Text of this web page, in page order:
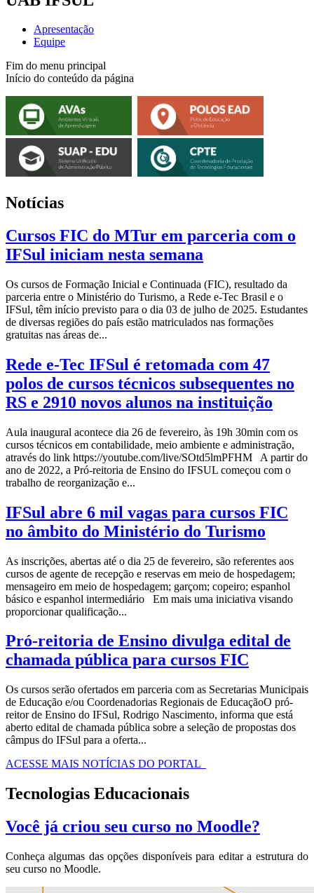
Apresentação
Equipe
Fim do menu principal
Início do conteúdo da página
Notícias
Cursos FIC do MTur em parceria com o
IFSul iniciam nesta semana
Os cursos de Formação Inicial e Continuada (FIC), resultado da
parceria entre o Ministério do Turismo, a Rede e-Tec Brasil e o
IFSul, têm início previsto para o dia 03 de julho de 2025. Estudantes
de diversas regiões do país estão matriculados nas formações
gratuitas nas áreas de...
Rede e-Tec IFSul é retomada com 47
polos de cursos técnicos subsequentes no
RS e 2910 novos alunos na instituição
Aula inaugural acontece dia 26 de fevereiro, às 19h 30min com os
cursos técnicos em contabilidade, meio ambiente e administração,
através do link https://youtube.com/live/SOtd5lmPFHM A partir do
ano de 2022, a Pró-reitoria de Ensino do IFSUL começou com o
trabalho de reorganização e...
IFSul abre 6 mil vagas para cursos FIC
no âmbito do Ministério do Turismo
As inscrições, abertas até o dia 25 de fevereiro, são referentes aos
cursos de agente de recepção e reservas em meio de hospedagem;
mensageiro em meio de hospedagem; garçom; copeiro; espanhol
básico e espanhol intermediário Em mais uma iniciativa visando
proporcionar qualificação...
Pró-reitoria de Ensino divulga edital de
chamada pública para cursos FIC
Os cursos serão ofertados em parceria com as Secretarias Municipais
de Educação e/ou Coordenadorias Regionais de EducaçãoO pró-
reitor de Ensino do IFSul, Rodrigo Nascimento, informa que está
aberto edital de chamada pública sobre a seleção de propostas dos
câmpus do IFSul para a oferta...
ACESSE MAIS NOTÍCIAS DO PORTAL
Tecnologias Educacionais
Você já criou seu curso no Moodle?
Conheça algumas das opções disponíveis para editar a estrutura do
seu curso no Moodle.